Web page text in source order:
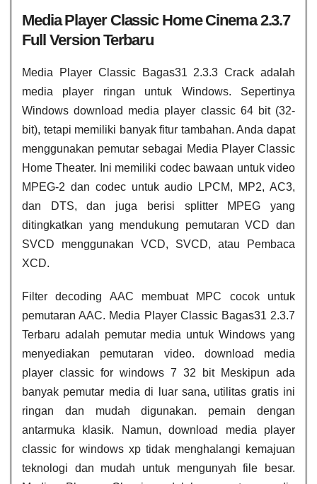
Media Player Classic Home Cinema 2.3.7
Full Version Terbaru
Media Player Classic Bagas31​ 2.3.3 Crack adalah
media player ringan untuk Windows. Sepertinya
Windows download media player classic 64 bit​ (32-
bit), tetapi memiliki banyak fitur tambahan. Anda dapat
menggunakan pemutar sebagai Media Player Classic
Home Theater. Ini memiliki codec bawaan untuk video
MPEG-2 dan codec untuk audio LPCM, MP2, AC3,
dan DTS, dan juga berisi splitter MPEG yang
ditingkatkan yang mendukung pemutaran VCD dan
SVCD menggunakan VCD, SVCD, atau Pembaca
XCD.
Filter decoding AAC membuat MPC cocok untuk
pemutaran AAC. Media Player Classic Bagas31​ 2.3.7
Terbaru adalah pemutar media untuk Windows yang
menyediakan pemutaran video. download media
player classic for windows 7 32 bit​ Meskipun ada
banyak pemutar media di luar sana, utilitas gratis ini
ringan dan mudah digunakan. pemain dengan
antarmuka klasik. Namun, download media player
classic for windows xp​ tidak menghalangi kemajuan
teknologi dan mudah untuk mengunyah file besar.